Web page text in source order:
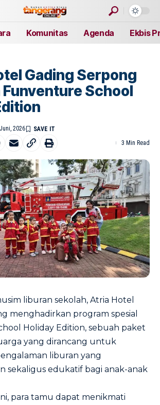
Komunitas Agenda Ekbis
Gading Serpong
School
2026
3 Min Read
liburan sekolah, Atria Hotel
menghadirkan program spesial
Holiday Edition, sebuah paket
yang dirancang untuk
liburan yang
sekaligus edukatif bagi anak-anak
para tamu dapat menikmati